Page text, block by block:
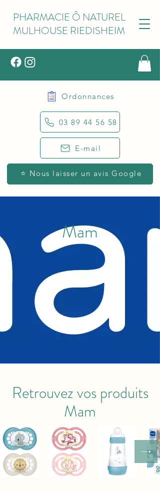
PHARMACIE Ô NATUREL
MULHOUSE RIEDISHEIM
03 89 44 56 58
⭐ Nous laisser un avis Google
E-mail
Ordonnances
Mam
Bébé
Retrouvez vos produits
Mam